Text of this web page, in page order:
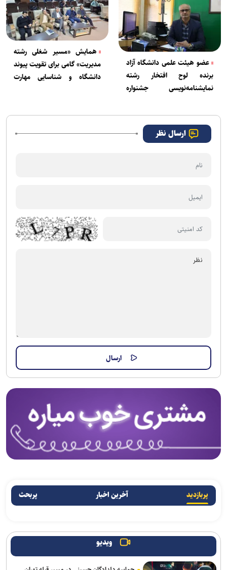
عضو هیئت علمی دانشگاه آزاد
برنده لوح افتخار رشته
نمایشنامه‌نویسی جشنواره
همایش «مسیر شغلی رشته
مدیریت» گامی برای تقویت پیوند
دانشگاه و شناسایی مهارت‌
ارسال نظر
پربازدید آخرین اخبار پربحث
ویدیو